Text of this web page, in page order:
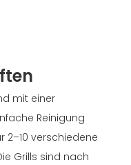
mit einer
Reinigung
2–10 verschiedene
Grills sind nach